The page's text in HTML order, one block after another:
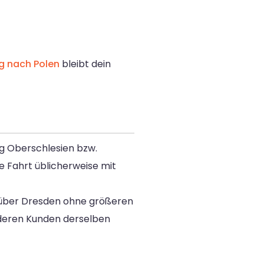
nach Polen bleibt dein
Oberschlesien bzw.
Fahrt üblicherweise mit
Dresden ohne größeren
Kunden derselben